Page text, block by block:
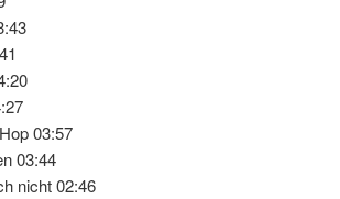
03:57
03:44
nicht 02:46